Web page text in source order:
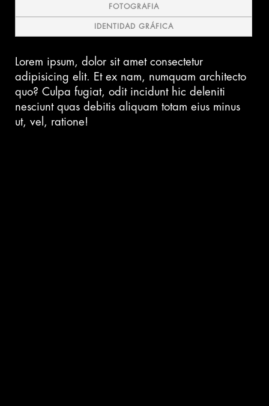
FOTOGRAFIA
IDENTIDAD GRÁFICA
Lorem ipsum, dolor sit amet consectetur
adipisicing elit. Et ex nam, numquam architecto
quo? Culpa fugiat, odit incidunt hic deleniti
nesciunt quas debitis aliquam totam eius minus
ut, vel, ratione!